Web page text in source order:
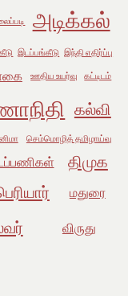
அடிக்கல்
இடப்பங்கீடு இந்தி எதிர்ப்பு
ஊதிய உயர்வு கட்டிடம்
கல்வி
செம்மொழித் தமிழாய்வு
திமுக
மதுரை
விருது